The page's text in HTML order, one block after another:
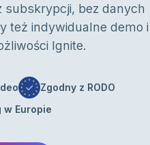
subskrypcji, bez danych
też indywidualne demo i
Ignite.
Zgodny z RODO
w Europie